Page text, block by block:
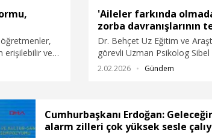
erişilebilir ve
'Aileler farkında
zorba davranışlarının
atabiliyor'
Dr. Behçet Uz Eğitim ve
görevli Uzman Psikolog
akran zorbalığının tesadüfen
istemedi' diyerek
yanlış davranışının farkına
2.02.2026 Gündem
Cumhurbaşkanı Erdoğan:
alarm zilleri çok yüksek sesle